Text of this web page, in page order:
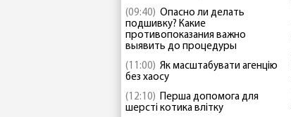
(09:40) Опасно ли делать
подшивку? Какие
противопоказания важно
выявить до процедуры
(11:00) Як масштабувати агенцію
без хаосу
(12:10) Перша допомога для
шерсті котика влітку